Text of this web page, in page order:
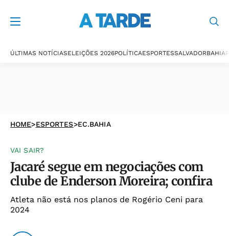
ÚLTIMAS NOTÍCIASELEIÇÕES 2026POLÍTICAESPORTESSALVADORBAHIA
HOME>ESPORTES>EC.BAHIA
VAI SAIR?
Jacaré segue em negociações com
clube de Enderson Moreira; confira
Atleta não está nos planos de Rogério Ceni para
2024